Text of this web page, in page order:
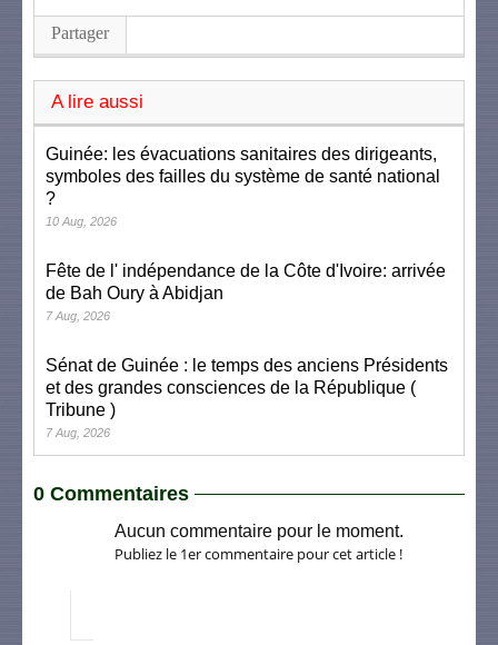
Partager
A lire aussi
Guinée: les évacuations sanitaires des dirigeants,
symboles des failles du système de santé national
?
10 Aug, 2026
Fête de l' indépendance de la Côte d'Ivoire: arrivée
de Bah Oury à Abidjan
7 Aug, 2026
Sénat de Guinée : le temps des anciens Présidents
et des grandes consciences de la République (
Tribune )
7 Aug, 2026
0 Commentaires
Aucun commentaire pour le moment.
Publiez le 1er commentaire pour cet article !